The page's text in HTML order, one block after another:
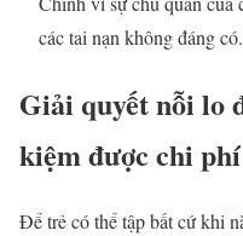
các tai nạn không đáng có.
Giải quyết nỗi lo
kiệm được chi phí
Để trẻ có thể tập bất cứ khi